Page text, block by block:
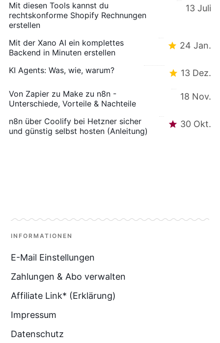
Mit diesen Tools kannst du
rechtskonforme Shopify Rechnungen
erstellen
13 Juli
Mit der Xano AI ein komplettes
Backend in Minuten erstellen
24 Jan.
KI Agents: Was, wie, warum? 13 Dez.
Von Zapier zu Make zu n8n -
Unterschiede, Vorteile & Nachteile
18 Nov.
n8n über Coolify bei Hetzner sicher
und günstig selbst hosten (Anleitung)
30 Okt.
INFORMATIONEN
E-Mail Einstellungen
Zahlungen & Abo verwalten
Affiliate Link* (Erklärung)
Impressum
Datenschutz